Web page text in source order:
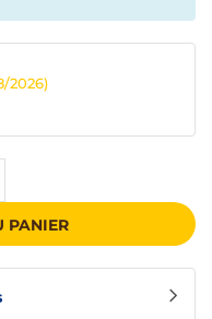
PANIER
2026)